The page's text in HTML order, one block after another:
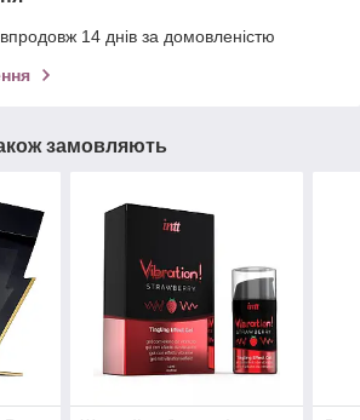
14 днів за домовленістю
замовляють